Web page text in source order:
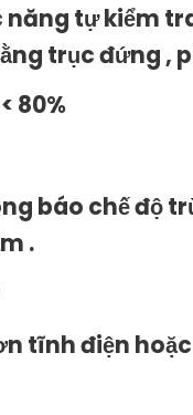
tự kiểm
trục đứng ,
80%
báo chế độ
.
tĩnh điện